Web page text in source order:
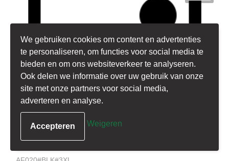
We gebruiken cookies om content en
advertenties te personaliseren, om functies voor
social media te bieden en om ons websiteverkeer
te analyseren. Ook delen we informatie over uw
gebruik van onze site met onze partners voor
social media, adverteren en analyse.
Weigeren